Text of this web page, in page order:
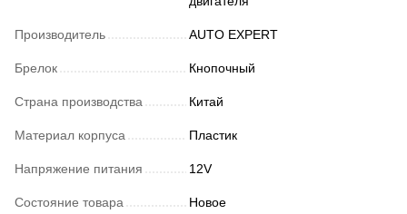
Производитель AUTO EXPERT
Брелок Кнопочный
Страна производства Китай
Материал корпуса Пластик
Напряжение питания 12V
Состояние товара Новое